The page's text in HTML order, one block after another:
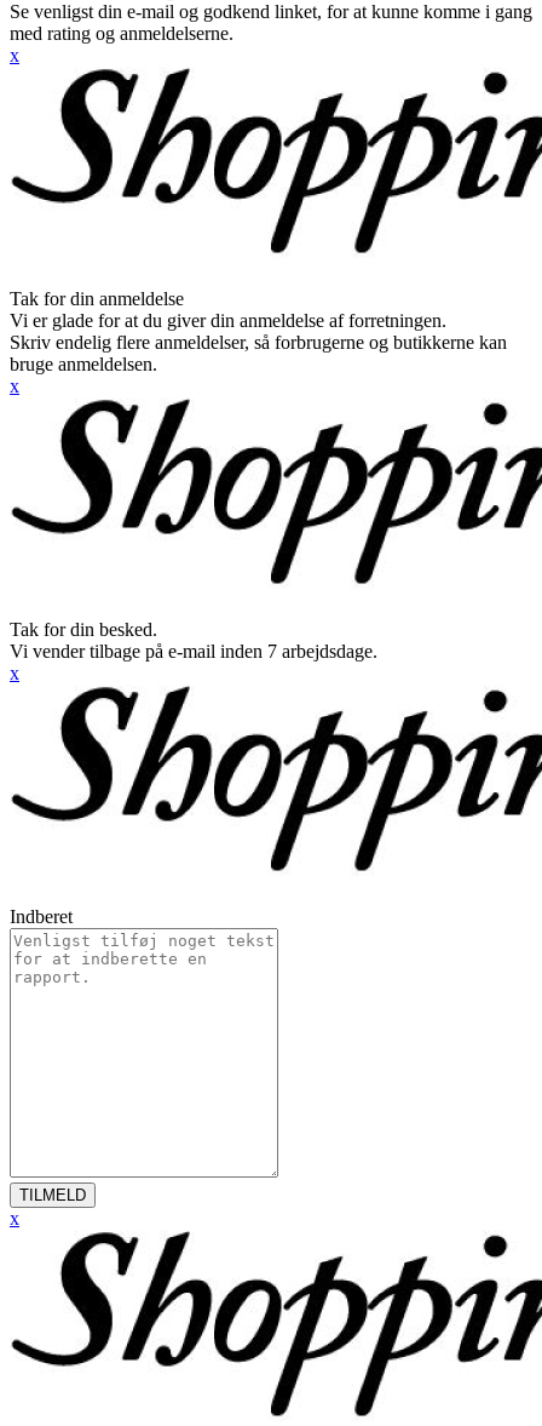
Se venligst din e-mail og godkend linket, for at kunne komme i gang
med rating og anmeldelserne.
x
Tak for din anmeldelse
Vi er glade for at du giver din anmeldelse af forretningen.
Skriv endelig flere anmeldelser, så forbrugerne og butikkerne kan
bruge anmeldelsen.
x
Tak for din besked.
Vi vender tilbage på e-mail inden 7 arbejdsdage.
x
Indberet
TILMELD
x